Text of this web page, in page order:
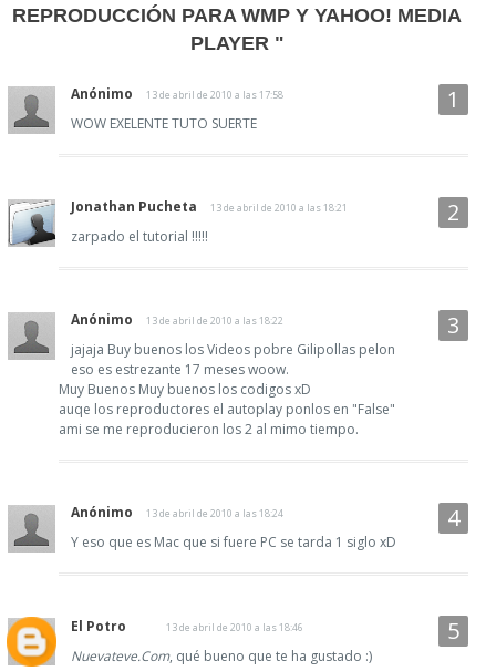
REPRODUCCIÓN PARA WMP Y YAHOO! MEDIA
PLAYER "
Anónimo 13 de abril de 2010 a las 17:58
WOW EXELENTE TUTO SUERTE
Jonathan Pucheta 13 de abril de 2010 a las 18:21
zarpado el tutorial !!!!!
Anónimo 13 de abril de 2010 a las 18:22
jajaja Buy buenos los Videos pobre Gilipollas pelon
eso es estrezante 17 meses woow.
Muy Buenos Muy buenos los codigos xD
auqe los reproductores el autoplay ponlos en "False"
ami se me reproducieron los 2 al mimo tiempo.
Anónimo 13 de abril de 2010 a las 18:24
Y eso que es Mac que si fuere PC se tarda 1 siglo xD
El Potro 13 de abril de 2010 a las 18:46
Nuevateve.Com, qué bueno que te ha gustado :)